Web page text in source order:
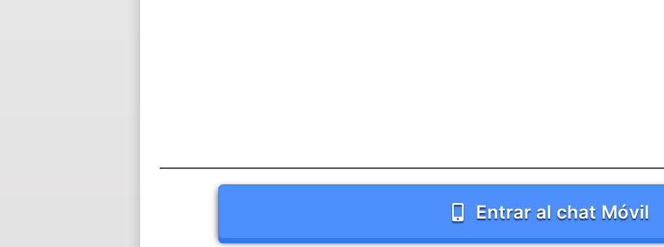
Entrar al chat Móvil